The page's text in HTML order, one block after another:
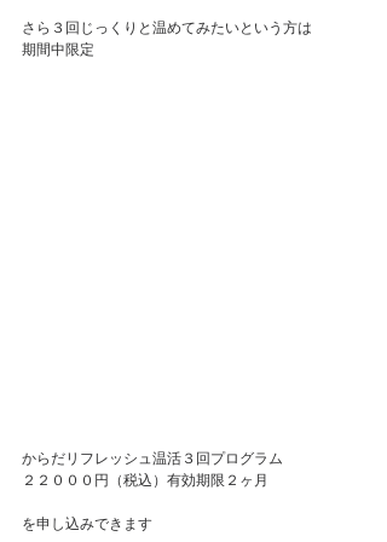
さら３回じっくりと温めてみたいという方は
期間中限定
からだリフレッシュ温活３回プログラム
２２０００円（税込）有効期限２ヶ月
を申し込みできます